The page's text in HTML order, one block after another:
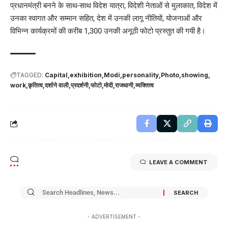
प्रधानमंत्री बनने के साथ-साथ विदेश यात्रा, विदेशी नेताओं से मुलाकात, विदेश में
उनका स्वागत और सम्मान सहित, देश में उनकी लागू नीतियाें, योजनाओं और
विभिन्न कार्यक्रमों की करीब 1,300 उनकी अनूठी फोटो प्रस्तुत की गयी है।
TAGGED: Capital exhibition Modi personality Photo showing
work कृतित्व दर्शाने वाली प्रदर्शनी फोटो मोदी राजधानी व्यक्तित्व
LEAVE A COMMENT
- ADVERTISEMENT -